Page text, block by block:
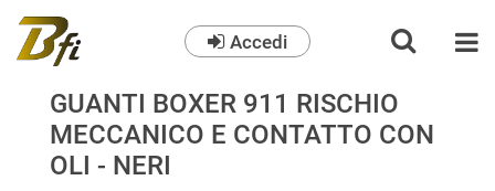
Accedi
GUANTI BOXER 911 RISCHIO
MECCANICO E CONTATTO CON
OLI - NERI